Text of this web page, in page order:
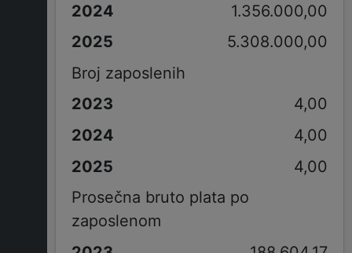
1.356.000,00
5.308.000,00
Broj zaposlenih
4,00
4,00
4,00
Prosečna bruto plata po
zaposlenom